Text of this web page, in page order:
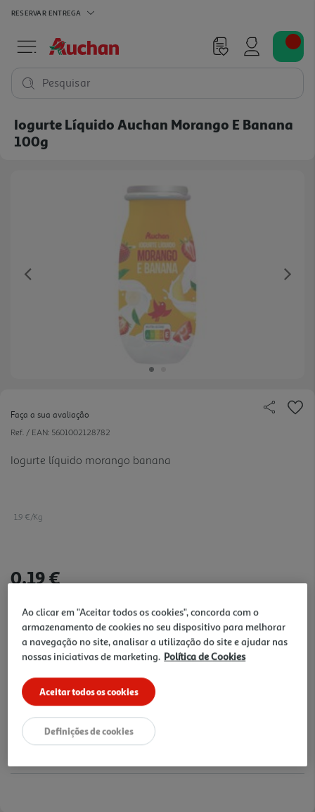
RESERVAR ENTREGA
Pesquisar
Iogurte Líquido Auchan Morango E Banana
100g
Previous
Faça a sua avaliação
Ref. / EAN: 5601002128782
Iogurte líquido morango banana
1.9 €/Kg
0,19 €
Notas de preparação
Ao clicar em "Aceitar todos os cookies", concorda com o
armazenamento de cookies no seu dispositivo para melhorar
a navegação no site, analisar a utilização do site e ajudar nas
nossas iniciativas de marketing. Política de Cookies
Aceitar todos os cookies
Definições de cookies